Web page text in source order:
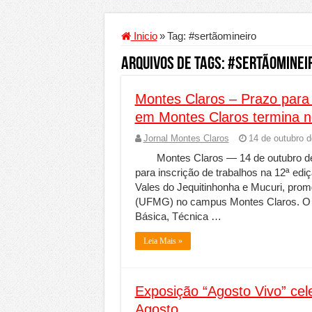
Criador de Sites ou VPS:
Conheça a melhor
Segurança digital se
Comércio Interativo
PF e Emissoras Apertam
De economista a
Marcenaria sob medida:
Do estudo à aprovação:
Tomada de decisão
Qualidade do produto e
Inicio » Tag: #sertãomineiro
Arquivos de Tags:
Montes Claros – Prazo
em Montes Claros termina
Jornal Montes Claros 14 de outubro
Montes Claros — 14 de outubro
para inscrição de trabalhos na 12ª
Vales do Jequitinhonha e Mucuri,
(UFMG) no campus Montes Claros.
Básica, Técnica …
Leia Mais »
Exposição “Agosto Vivo”